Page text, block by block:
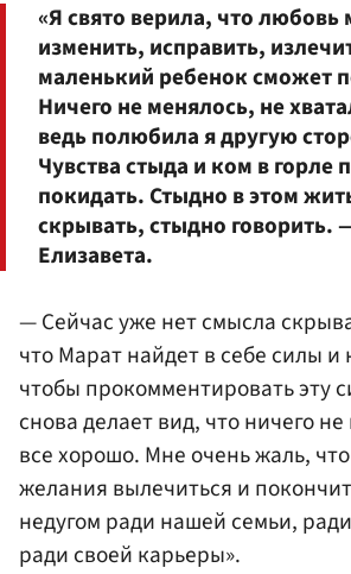
«Я свято верила, что любовь
изменить, исправить,
маленький ребенок сможет
Ничего не менялось, не
ведь полюбила я другую
Чувства стыда и ком в горле
покидать. Стыдно в этом
скрывать, стыдно говорить.
Елизавета.
— Сейчас уже нет смысла
что Марат найдет в себе силы
чтобы прокомментировать эту
снова делает вид, что ничего
все хорошо. Мне очень жаль,
желания вылечиться и
недугом ради нашей семьи,
ради своей карьеры».